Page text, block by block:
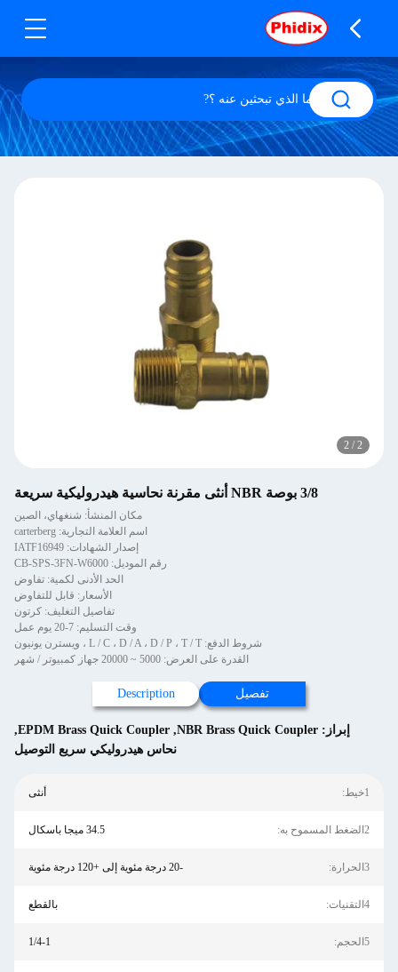
2 / 2
3/8 بوصة NBR أنثى مقرنة نحاسية هيدروليكية سريعة
مكان المنشأ: شنغهاي، الصين
اسم العلامة التجارية: carterberg
إصدار الشهادات: IATF16949
رقم الموديل: CB-SPS-3FN-W6000
الحد الأدنى لكمية: تفاوض
الأسعار: قابل للتفاوض
تفاصيل التغليف: كرتون
وقت التسليم: 7-20 يوم عمل
شروط الدفع: L / C ، D / A ، D / P ، T / T ، ويسترن يونيون
القدرة على العرض: 5000 ~ 20000 جهاز كمبيوتر / شهر
تفصيل Description
إبراز: NBR Brass Quick Coupler
,
EPDM Brass Quick Coupler
,
نحاس هيدروليكي سريع التوصيل
1خيط: أنثى
2الضغط المسموح به: 34.5 ميجا باسكال
3الحرارة: -20 درجة مئوية إلى +120 درجة مئوية
4التقنيات: بالقطع
5الحجم: 1/4-1